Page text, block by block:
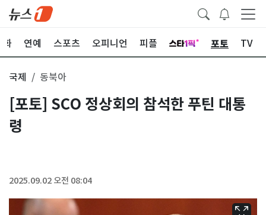
화 연예 스포츠 오피니언 피플 포토 TV
국제 동북아
[포토] SCO 정상회의 참석한 푸틴 대통
령
2025.09.02 오전 08:04